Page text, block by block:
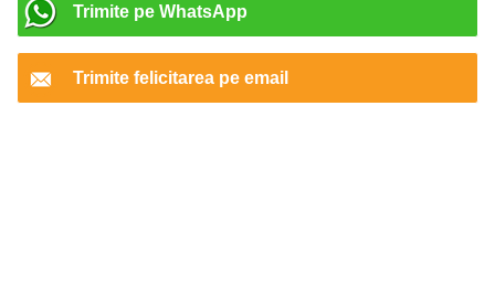
Trimite pe WhatsApp
Trimite felicitarea pe email